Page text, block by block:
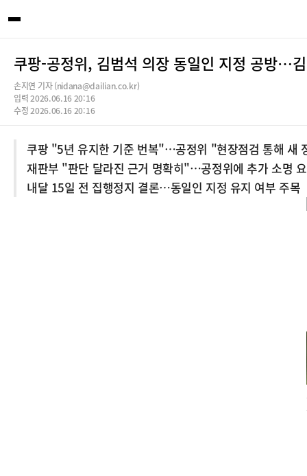
쿠팡-공정위, 김범석 의장 동일인 지정 공방…
손지연 기자 (nidana@dailian.co.kr)
입력 2026.06.16 20:16
수정 2026.06.16 20:16
쿠팡 "5년 유지한 기준 번복"…공정위 "현장점검 통해 새
재판부 "판단 달라진 근거 명확히"…공정위에 추가 소명
내달 15일 전 집행정지 결론…동일인 지정 유지 여부 주목